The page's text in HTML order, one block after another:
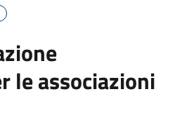
le associazioni